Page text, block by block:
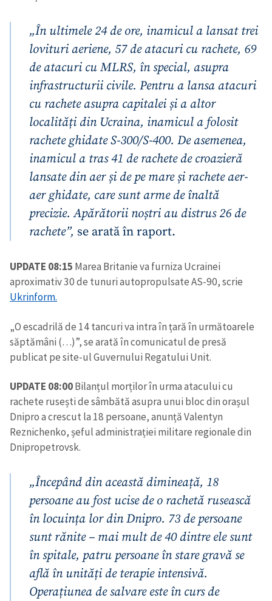
„În ultimele 24 de ore, inamicul a lansat trei
lovituri aeriene, 57 de atacuri cu rachete, 69
de atacuri cu MLRS, în special, asupra
infrastructurii civile. Pentru a lansa atacuri
cu rachete asupra capitalei și a altor
localități din Ucraina, inamicul a folosit
rachete ghidate S-300/S-400. De asemenea,
inamicul a tras 41 de rachete de croazieră
lansate din aer și de pe mare și rachete aer-
aer ghidate, care sunt arme de înaltă
precizie. Apărătorii noștri au distrus 26 de
rachete”, se arată în raport.
UPDATE 08:15 Marea Britanie va furniza Ucrainei
aproximativ 30 de tunuri autopropulsate AS-90, scrie
Ukrinform.
„O escadrilă de 14 tancuri va intra în țară în următoarele
săptămâni (…)”, se arată în comunicatul de presă
publicat pe site-ul Guvernului Regatului Unit.
UPDATE 08:00Bilanțul morților în urma atacului cu
rachete rusești de sâmbătă asupra unui bloc din orașul
Dnipro a crescut la 18 persoane, anunță Valentyn
Reznichenko, șeful administrației militare regionale din
Dnipropetrovsk.
„Începând din această dimineață, 18
persoane au fost ucise de o rachetă rusească
în locuința lor din Dnipro. 73 de persoane
sunt rănite – mai mult de 40 dintre ele sunt
în spitale, patru persoane în stare gravă se
află în unități de terapie intensivă.
Operațiunea de salvare este în curs de
CONTACT SURSĂ
Sursă anonimă
Nume+ Numele meu
Email+ Emailul meu
Telefon
+ Telefon personal
Am citit și sunt de
politica de
confidențialitate.
TRIMITE ȘTIREA